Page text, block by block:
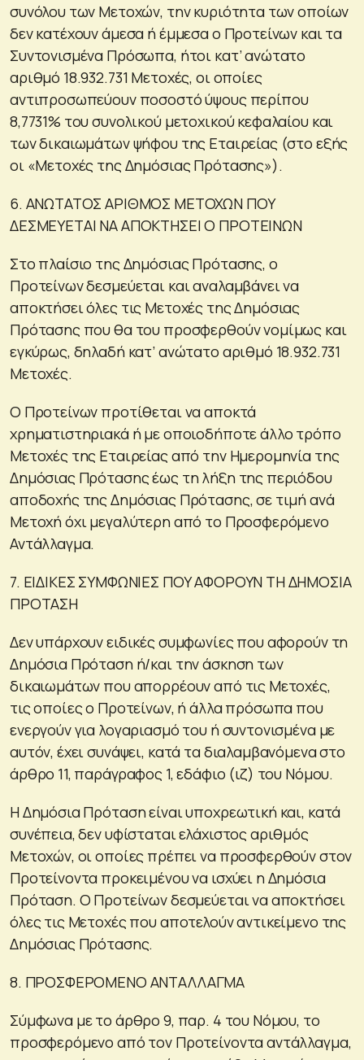
συνόλου των Μετοχών, την κυριότητα των οποίων
δεν κατέχουν άμεσα ή έμμεσα ο Προτείνων και τα
Συντονισμένα Πρόσωπα, ήτοι κατ’ ανώτατο
αριθμό 18.932.731 Μετοχές, οι οποίες
αντιπροσωπεύουν ποσοστό ύψους περίπου
8,7731% του συνολικού μετοχικού κεφαλαίου και
των δικαιωμάτων ψήφου της Εταιρείας (στο εξής
οι «Μετοχές της Δημόσιας Πρότασης»).
6. ΑΝΩΤΑΤΟΣ ΑΡΙΘΜΟΣ ΜΕΤΟΧΩΝ ΠΟΥ
ΔΕΣΜΕΥΕΤΑΙ ΝΑ ΑΠΟΚΤΗΣΕΙ Ο ΠΡΟΤΕΙΝΩΝ
Στο πλαίσιο της Δημόσιας Πρότασης, ο
Προτείνων δεσμεύεται και αναλαμβάνει να
αποκτήσει όλες τις Μετοχές της Δημόσιας
Πρότασης που θα του προσφερθούν νομίμως και
εγκύρως, δηλαδή κατ’ ανώτατο αριθμό 18.932.731
Μετοχές.
Ο Προτείνων προτίθεται να αποκτά
χρηματιστηριακά ή με οποιοδήποτε άλλο τρόπο
Μετοχές της Εταιρείας από την Ημερομηνία της
Δημόσιας Πρότασης έως τη λήξη της περιόδου
αποδοχής της Δημόσιας Πρότασης, σε τιμή ανά
Μετοχή όχι μεγαλύτερη από το Προσφερόμενο
Αντάλλαγμα.
7. ΕΙΔΙΚΕΣ ΣΥΜΦΩΝΙΕΣ ΠΟΥ ΑΦΟΡΟΥΝ ΤΗ ΔΗΜΟΣΙΑ
ΠΡΟΤΑΣΗ
Δεν υπάρχουν ειδικές συμφωνίες που αφορούν τη
Δημόσια Πρόταση ή/και την άσκηση των
δικαιωμάτων που απορρέουν από τις Μετοχές,
τις οποίες ο Προτείνων, ή άλλα πρόσωπα που
ενεργούν για λογαριασμό του ή συντονισμένα με
αυτόν, έχει συνάψει, κατά τα διαλαμβανόμενα στο
άρθρο 11, παράγραφος 1, εδάφιο (ιζ) του Νόμου.
Η Δημόσια Πρόταση είναι υποχρεωτική και, κατά
συνέπεια, δεν υφίσταται ελάχιστος αριθμός
Μετοχών, οι οποίες πρέπει να προσφερθούν στον
Προτείνοντα προκειμένου να ισχύει η Δημόσια
Πρόταση. Ο Προτείνων δεσμεύεται να αποκτήσει
όλες τις Μετοχές που αποτελούν αντικείμενο της
Δημόσιας Πρότασης.
8. ΠΡΟΣΦΕΡΟΜΕΝΟ ΑΝΤΑΛΛΑΓΜΑ
Σύμφωνα με το άρθρο 9, παρ. 4 του Νόμου, το
προσφερόμενο από τον Προτείνοντα αντάλλαγμα,